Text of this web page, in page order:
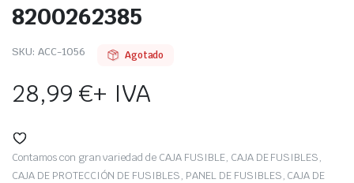
8200262385
SKU: ACC-1056 Agotado
28,99€+ IVA
Contamos con gran variedad de CAJA FUSIBLE, CAJA DE FUSIBLES,
CAJA DE PROTECCIÓN DE FUSIBLES, PANEL DE FUSIBLES, CAJA DE